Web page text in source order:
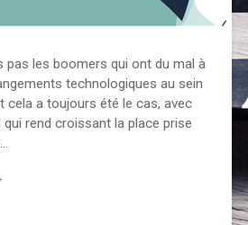
pas les boomers qui ont du mal à
technologiques au sein
cela a toujours été le cas, avec
rend croissant la place prise